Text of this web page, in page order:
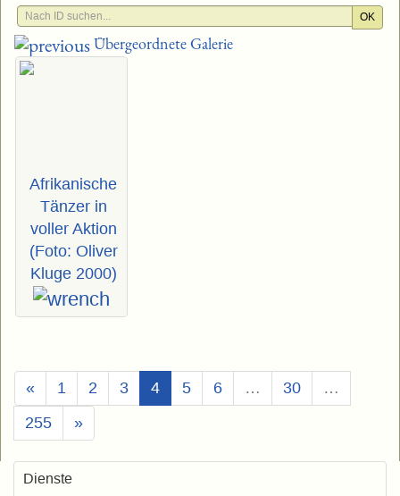
OK
Übergeordnete Galerie
Afrikanische
Tänzer in
voller Aktion
(Foto: Oliver
Kluge 2000)
« 1 2 3 4(Aktuell)
5 6 … 30
…
255
»
Dienste